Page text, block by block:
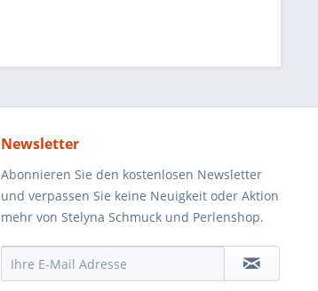
Newsletter
Abonnieren Sie den kostenlosen Newsletter
und verpassen Sie keine Neuigkeit oder Aktion
mehr von Stelyna Schmuck und Perlenshop.